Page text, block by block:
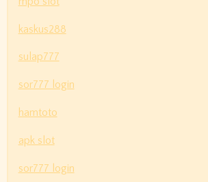
kaskus288
sulap777
sor777 login
hamtoto
apk slot
sor777 login